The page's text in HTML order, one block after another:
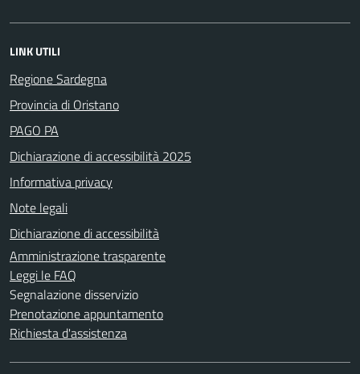
LINK UTILI
Regione Sardegna
Provincia di Oristano
PAGO PA
Dichiarazione di accessibilità 2025
Informativa privacy
Note legali
Dichiarazione di accessibilità
Amministrazione trasparente
Leggi le FAQ
Segnalazione disservizio
Prenotazione appuntamento
Richiesta d'assistenza